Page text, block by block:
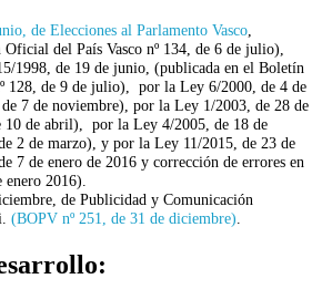
de Elecciones al Parlamento Vasco
del País Vasco nº 134, de 6 de julio),
1998, de 19 de junio, (publicada en el Boletín
128, de 9 de julio), por la Ley 6/2000, de 4 de
7 de noviembre), por la Ley 1/2003, de 28 de
10 de abril), por la Ley 4/2005, de 18 de
2 de marzo), y por la Ley 11/2015, de 23 de
7 de enero de 2016 y corrección de errores en
2016).
de Publicidad y Comunicación
(BOPV nº 251, de 31 de diciembre)